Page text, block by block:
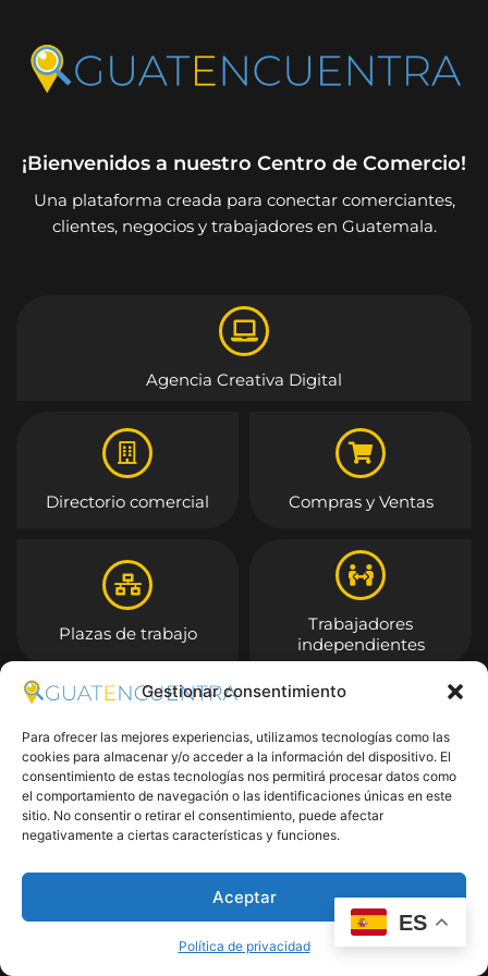
Gestionar consentimiento
Para ofrecer las mejores experiencias, utilizamos tecnologías como las
cookies para almacenar y/o acceder a la información del dispositivo. El
consentimiento de estas tecnologías nos permitirá procesar datos como
el comportamiento de navegación o las identificaciones únicas en este
sitio. No consentir o retirar el consentimiento, puede afectar
negativamente a ciertas características y funciones.
Aceptar
Política de privacidad
¡Bienvenidos a nuestro Centro de Comercio!
Una plataforma creada para conectar comerciantes,
clientes, negocios y trabajadores en Guatemala.
Agencia Creativa Digital
Directorio comercial Compras y Ventas
Plazas de trabajo
Trabajadores
independientes
Entrar
ES